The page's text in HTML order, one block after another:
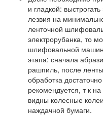
и гладкой:
лезвия на
ленточной
электрорубанка, то
шлифовальной
этапа: сначала
рашпиль, после
обработка
рекомендуется, т к
видны колесные
наждачной бумаги.